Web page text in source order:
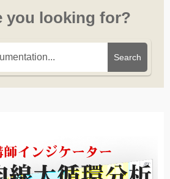
you looking for?
Search